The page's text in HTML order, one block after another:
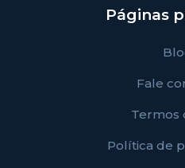
Páginas
Fale
Termos
Política de